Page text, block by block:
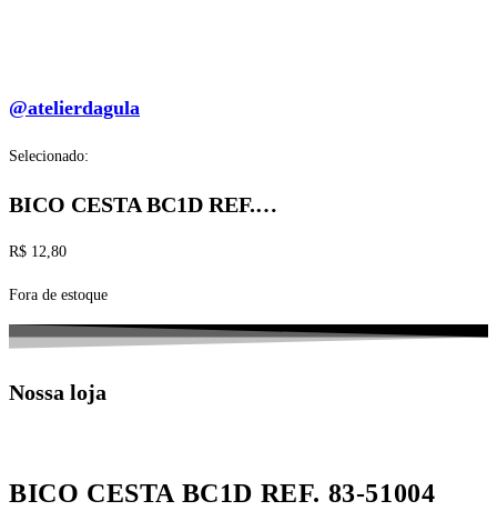
@atelierdagula
Selecionado:
BICO CESTA BC1D REF.…
R$ 12,80
Fora de estoque
Nossa loja
BICO CESTA BC1D REF. 83-51004